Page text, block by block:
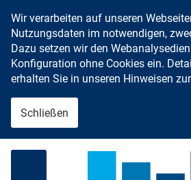
Zum
Wir verarbeiten auf unseren
Nutzungsdaten im notwendigen,
Dazu setzen wir den
Konfiguration ohne Cookies ein.
erhalten Sie in unseren Hinweisen
Schließen